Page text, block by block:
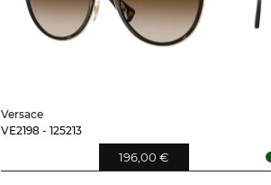
Versace
VE2198 - 125213
196,00 €